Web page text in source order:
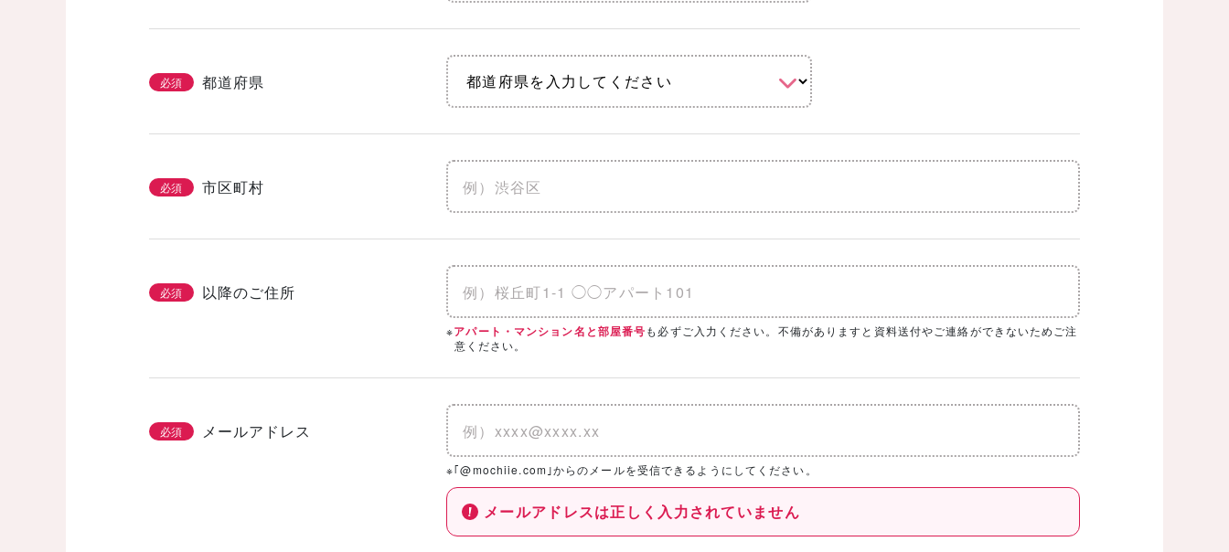
必須 都道府県
必須 市区町村
必須 以降のご住所
※アパート・マンション名と部屋番号も必ずご入力ください。不備がありますと資料送付やご連絡ができないためご注
意ください。
必須 メールアドレス
※｢@mochiie.com｣からのメールを受信できるようにしてください。
メールアドレスは正しく入力されていません